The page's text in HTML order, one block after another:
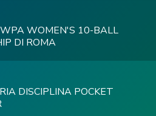
WOMEN'S 10-BALL
DI ROMA
DISCIPLINA POCKET